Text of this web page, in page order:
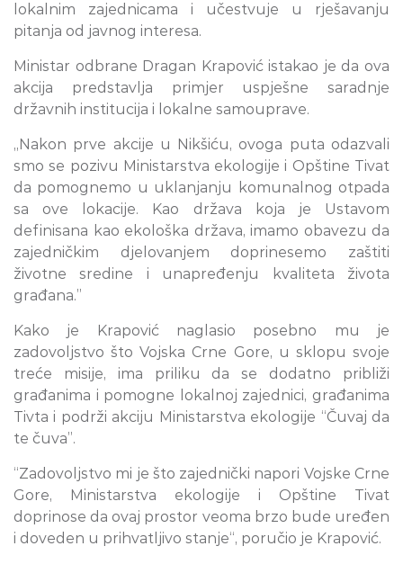
lokalnim zajednicama i učestvuje u rješavanju
pitanja od javnog interesa.
Ministar odbrane Dragan Krapović istakao je da ova
akcija predstavlja primjer uspješne saradnje
državnih institucija i lokalne samouprave.
„Nakon prve akcije u Nikšiću, ovoga puta odazvali
smo se pozivu Ministarstva ekologije i Opštine Tivat
da pomognemo u uklanjanju komunalnog otpada
sa ove lokacije. Kao država koja je Ustavom
definisana kao ekološka država, imamo obavezu da
zajedničkim djelovanjem doprinesemo zaštiti
životne sredine i unapređenju kvaliteta života
građana.”
Kako je Krapović naglasio posebno mu je
zadovoljstvo što Vojska Crne Gore, u sklopu svoje
treće misije, ima priliku da se dodatno približi
građanima i pomogne lokalnoj zajednici, građanima
Tivta i podrži akciju Ministarstva ekologije “Čuvaj da
te čuva”.
“Zadovoljstvo mi je što zajednički napori Vojske Crne
Gore, Ministarstva ekologije i Opštine Tivat
doprinose da ovaj prostor veoma brzo bude uređen
i doveden u prihvatljivo stanje“, poručio je Krapović.